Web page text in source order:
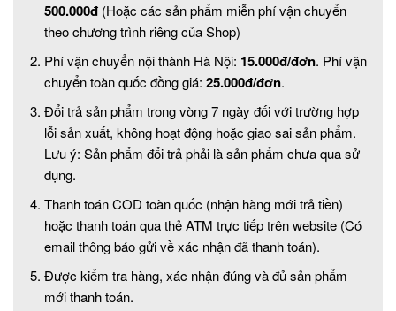
500.000đ(Hoặc các sản phẩm miễn phí vận chuyển
theo chương trình riêng của Shop)
Phí vận chuyển nội thành Hà Nội: 15.000đ/đơn. Phí vận
chuyển toàn quốc đồng giá: 25.000đ/đơn.
Đổi trả sản phẩm trong vòng 7 ngày đối với trường hợp
lỗi sản xuất, không hoạt động hoặc giao sai sản phẩm.
Lưu ý: Sản phẩm đổi trả phải là sản phẩm chưa qua sử
dụng.
Thanh toán COD toàn quốc (nhận hàng mới trả tiền)
hoặc thanh toán qua thẻ ATM trực tiếp trên website (Có
email thông báo gửi về xác nhận đã thanh toán).
Được kiểm tra hàng, xác nhận đúng và đủ sản phẩm
mới thanh toán.